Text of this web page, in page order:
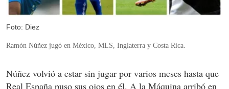
Foto: Diez
Ramón Núñez jugó en México, MLS, Inglaterra y Costa Rica.
Núñez volvió a estar sin jugar por varios meses hasta que
Real España puso sus ojos en él. A la Máquina arribó en